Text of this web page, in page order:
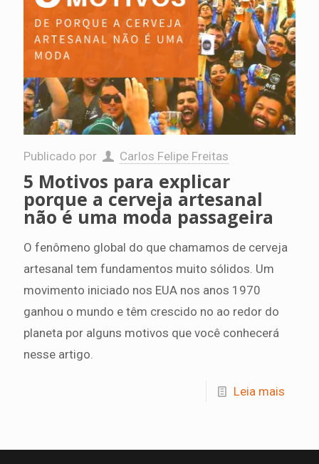
Publicado por Carlos Felipe Freitas
5 Motivos para explicar
porque a cerveja artesanal
não é uma moda passageira
O fenômeno global do que chamamos de cerveja
artesanal tem fundamentos muito sólidos. Um
movimento iniciado nos EUA nos anos 1970
ganhou o mundo e têm crescido no ao redor do
planeta por alguns motivos que você conhecerá
nesse artigo.
Leia mais